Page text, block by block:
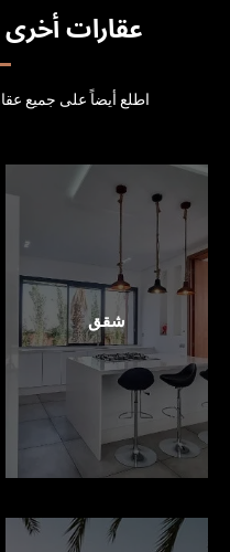
عقارات
اطلع أيضاً على جميع
شقق